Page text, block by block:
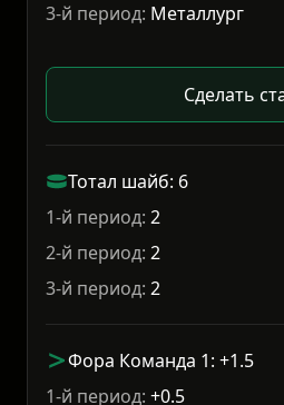
3-й период: Металлург
Сделать
Тотал шайб: 6
1-й период: 2
2-й период: 2
3-й период: 2
Фора Команда 1: +1.5
1-й период: +0.5